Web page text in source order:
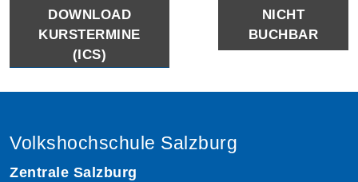
DOWNLOAD
KURSTERMINE
(ICS)
NICHT
BUCHBAR
Volkshochschule Salzburg
Zentrale Salzburg